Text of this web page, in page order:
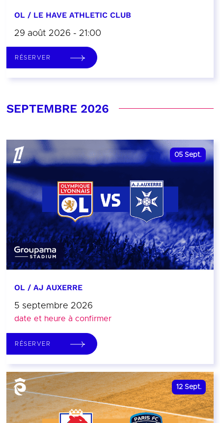
OL / LE HAVE ATHLETIC CLUB
29 août 2026 - 21:00
RÉSERVER
SEPTEMBRE 2026
05 Sept.
OL / AJ AUXERRE
5 septembre 2026
date et heure à confirmer
RÉSERVER
12 Sept.